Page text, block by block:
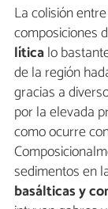
La colisión
composiciones
líticalo
de la región
gracias a
por la elevada
como ocurre
sedimentos en
basálticas y